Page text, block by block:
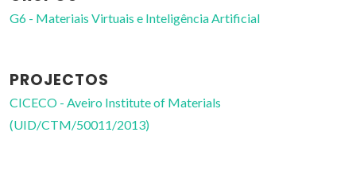
G6 - Materiais Virtuais e Inteligência Artificial
PROJECTOS
CICECO - Aveiro Institute of Materials
(UID/CTM/50011/2013)